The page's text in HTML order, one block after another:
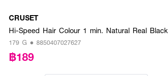
CRUSET
Hi-Speed Hair Colour 1 min. Natural Real
179 G • 8850407027627
฿189